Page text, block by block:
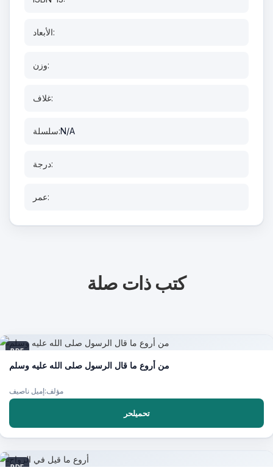
الأبعاد:
وزن:
غلاف:
سلسلة:N/A
درجة:
عمر:
كتب ذات صلة
PDF
من أروع ما قال الرسول صلى الله عليه وسلم
مؤلف:إميل ناصيف
تحميلحر
PDF